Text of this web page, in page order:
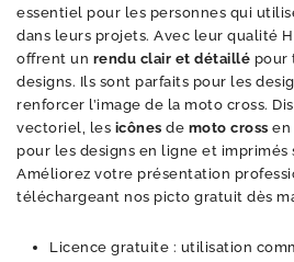
essentiel pour les personnes qui
dans leurs projets. Avec leur qualité
offrent un rendu clair et détaillé pour
designs. Ils sont parfaits pour les
renforcer l’image de la moto cross.
vectoriel, les icônes de moto cross en
pour les designs en ligne et imprimés
Améliorez votre présentation
téléchargeant nos picto gratuit dès
Licence gratuite : utilisation